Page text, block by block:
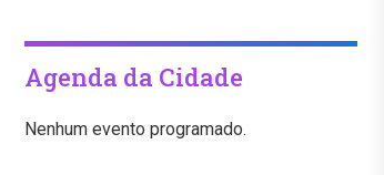
Agenda da Cidade
Nenhum evento programado.